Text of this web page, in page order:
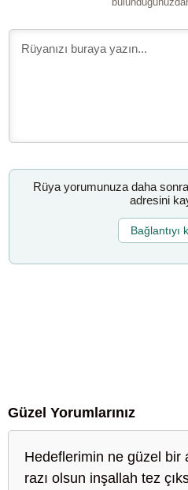
Rüya yorumunuza daha
adresini
Bağlantıyı
Güzel Yorumlarınız
Hedeflerimin ne güzel bir
razı olsun inşallah tez